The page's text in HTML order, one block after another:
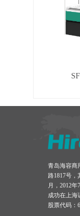
青岛海容商
路1817号
月，2012
成功在上海
股票代码：